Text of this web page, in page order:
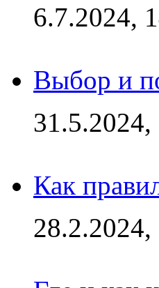
6.7.2024,
Выбор и
31.5.2024,
Как
28.2.2024,